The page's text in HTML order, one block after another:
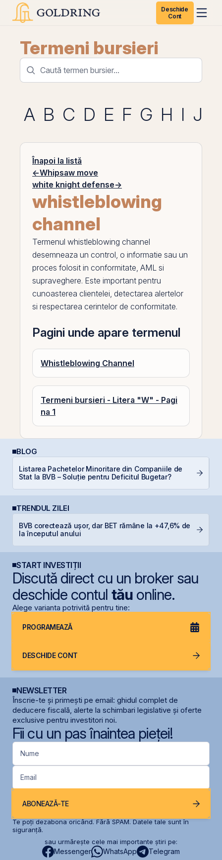
Deschide
Cont
Termeni bursieri
A B C D E F G H I J
Înapoi la listă
←Whipsaw move
white knight defense→
whistleblowing
channel
Termenul whistleblowing channel
desemneaza un control, o informatie sau un
proces folosit in conformitate, AML si
supraveghere. Este important pentru
cunoasterea clientelei, detectarea alertelor
si respectarea cerintelor de conformitate.
Pagini unde apare termenul
Whistleblowing Channel
Termeni bursieri - Litera "W" - Pagi
na 1
BLOG
Listarea Pachetelor Minoritare din Companiile de
Stat la BVB – Soluție pentru Deficitul Bugetar?
TRENDUL ZILEI
BVB corectează ușor, dar BET rămâne la +47,6% de
la începutul anului
START INVESTIȚII
Discută direct cu un broker sau
deschide contul tăuonline.
Alege varianta potrivită pentru tine:
PROGRAMEAZĂ
DESCHIDE CONT
NEWSLETTER
Înscrie-te și primești pe email: ghidul complet de
deducere fiscală, alerte la schimbari legislative și oferte
exclusive pentru investitori noi.
Fii cu un pas înaintea pieței!
Nume
Email
ABONEAZĂ-TE
Te poți dezabona oricând. Fără SPAM. Datele tale sunt în
siguranță.
sau urmărește cele mai importante știri pe:
Messenger WhatsApp Telegram